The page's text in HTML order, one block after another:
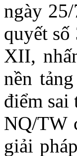
ngày
quyết
XII,
nền
điểm sai
NQ/TW
giải